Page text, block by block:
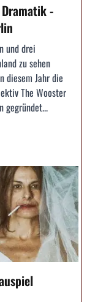
-
und drei
zu sehen
diesem Jahr die
The Wooster
gegründet...